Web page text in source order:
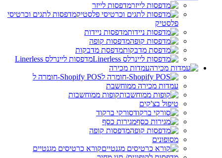
מדפסות לייזר
מדפסות לתגים וכרטיסי
פלסטיק
מדפסות ניידות
מדפסות קופה
מדפסת מדבקות
מדפסות ליינרלס Linerless
עמדות מכירה
Shopify POS-חומרה ל
עמדות מכירה ממוחשבת
קופות ממוחשבות
טיפול בצ'קים
סורקי ברקוד
מגירות כסף
מדפסות קופה
מסופונים
קורא כרטיסים מגנטיים